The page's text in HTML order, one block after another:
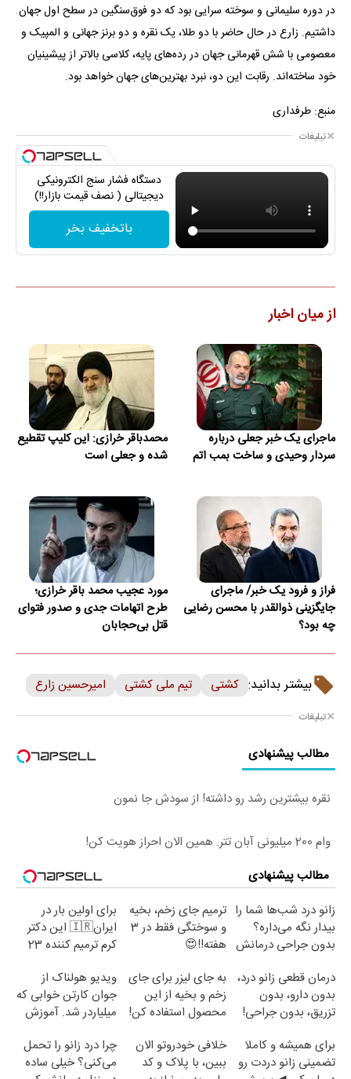
در دوره سلیمانی و سوخته سرایی بود که دو فوق‌سنگین در سطح اول جهان
داشتیم. زارع در حال حاضر با دو طلا، یک نقره و دو برنز جهانی و المپیک و
معصومی با شش قهرمانی جهان در رده‌های پایه، کلاسی بالاتر از پیشینیان
خود ساخته‌اند. رقابت این دو، نبرد بهترین‌های جهان خواهد بود.
منبع: طرفداری
تبلیغات
دستگاه فشار سنج الکترونیکی
دیجیتالی ( نصف قیمت بازار!!)
باتخفیف بخر
از میان اخبار
ماجرای یک خبر جعلی درباره
سردار وحیدی و ساخت بمب اتم
محمدباقر خرازی: این کلیپ تقطیع
شده و جعلی است
فراز و فرود یک خبر/ ماجرای
جایگزینی ذوالقدر با محسن رضایی
چه بود؟
مورد عجیب محمد باقر خرازی؛
طرح اتهامات جدی و صدور فتوای
قتل بی‌حجابان
بیشتر بدانید: کشتی تیم ملی کشتی امیرحسین زارع
تبلیغات
مطالب پیشنهادی
نقره بیشترین رشد رو داشته! از سودش جا نمون
وام 200 میلیونی آبان تتر. همین الان احراز هویت کن!
مطالب پیشنهادی
زانو درد شب‌ها شما را
بیدار نگه می‌داره؟
بدون جراحی درمانش
ترمیم جای زخم، بخیه
و سوختگی فقط در 3
هفته!!😍
برای اولین بار در
ایران🇮🇷 این دکتر
کرم ترمیم کننده 23
درمان قطعی زانو درد،
بدون دارو، بدون
تزریق، بدون جراحی!
به جای لیزر برای جای
زخم و بخیه از این
محصول استفاده کن!
ویدیو هولناک از
جوان کارتن خوابی که
میلیاردر شد. آموزش
برای همیشه و کاملا
تضمینی زانو دردت رو
خلافی خودروتو الان
ببین، با پلاک و کد
چرا درد زانو را تحمل
می‌کنی؟ خیلی ساده